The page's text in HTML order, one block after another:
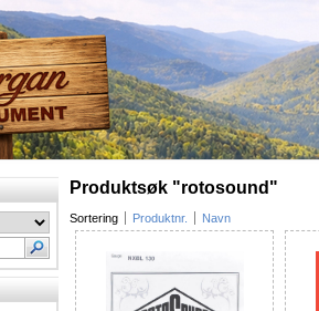
Produktsøk "rotosound"
Sortering Produktnr. Navn